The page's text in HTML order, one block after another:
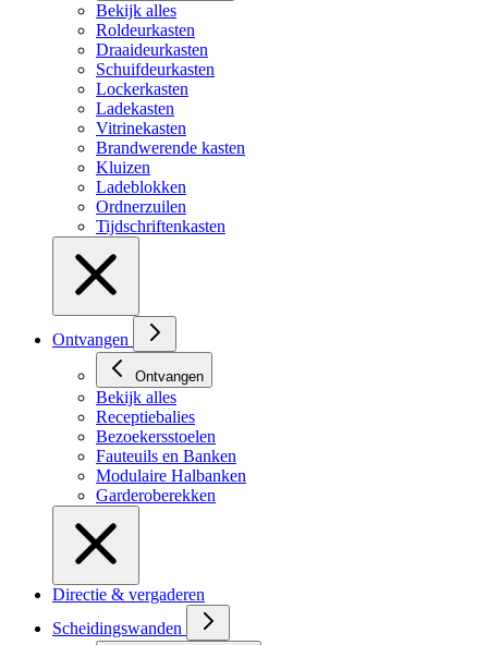
Bekijk alles
Roldeurkasten
Draaideurkasten
Schuifdeurkasten
Lockerkasten
Ladekasten
Vitrinekasten
Brandwerende kasten
Kluizen
Ladeblokken
Ordnerzuilen
Tijdschriftenkasten
Ontvangen
Ontvangen
Bekijk alles
Receptiebalies
Bezoekersstoelen
Fauteuils en Banken
Modulaire Halbanken
Garderoberekken
Directie & vergaderen
Scheidingswanden